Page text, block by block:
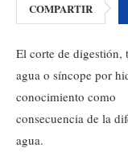
COMPARTIR
El corte de digestión,
agua o síncope por
conocimiento como
consecuencia de la
agua.